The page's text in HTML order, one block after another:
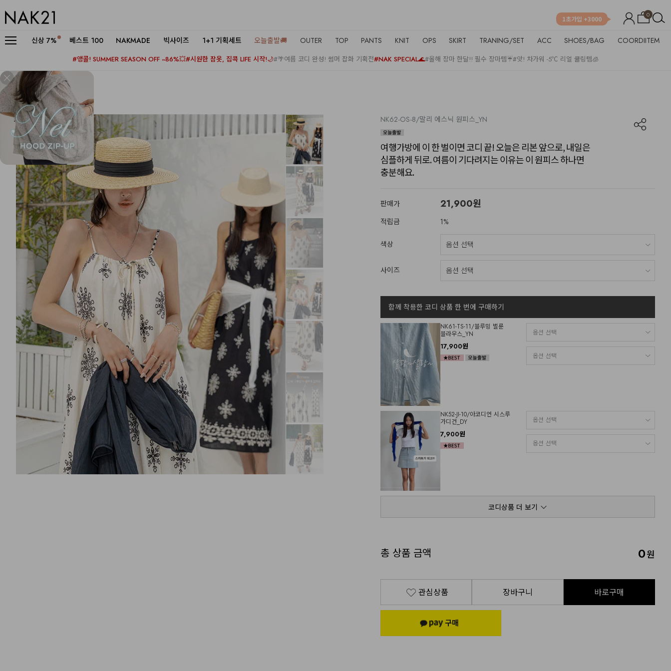
0
1초가입 +3000
신상 7% 베스트 100 NAKMADE 빅사이즈 1+1 기획세트 오늘출발🚚 OUTER TOP PANTS KNIT OPS SKIRT TRANING/SET ACC SHOES/BAG COORDIITEM
#앵콜! SUMMER SEASON OFF ~86%💥#시원한 잠옷, 집콕 LIFE 시작!🌙#🌴여름 코디 완성! 썸머 잡화 기획전#NAK SPECIAL🌊#올해 장마 한달!! 필수 장마템☔#앗! 차가워 -5℃ 리얼 쿨링템🧊
NK62-OS-8/말리 에스닉 원피스_YN
여행가방에 이 한 벌이면 코디 끝! 오늘은 리본 앞으로, 내일은
심플하게 뒤로. 여름이 기다려지는 이유는 이 원피스 하나면
충분해요.
판매가 21,900원
적립금 1%
색상
사이즈
함께 착용한 코디 상품 한 번에 구매하기
NK61-TS-11/블루밍 벌룬
블라우스_YN
17,900원
NK52-JI-10/아코디언 시스루
가디건_DY
7,900원
코디상품 더 보기
총 상품 금액 0원
관심상품 장바구니 바로구매